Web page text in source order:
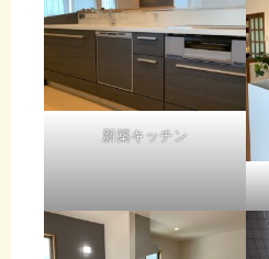
新築キッチン